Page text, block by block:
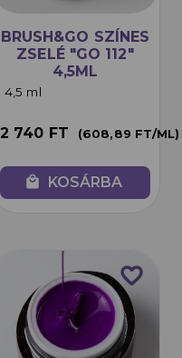
BRUSH&GO SZÍNES
ZSELÉ "GO 112"
4,5ML
4,5 ml
2 740 FT (608,89 FT/ML)
local_mall KOSÁRBA
favorite_border